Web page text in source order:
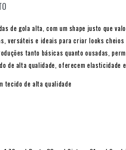
de gola alta, com um shape justo que
versáteis e ideais para criar looks
tanto básicas quanto ousadas,
de alta qualidade, oferecem
tecido de alta qualidade